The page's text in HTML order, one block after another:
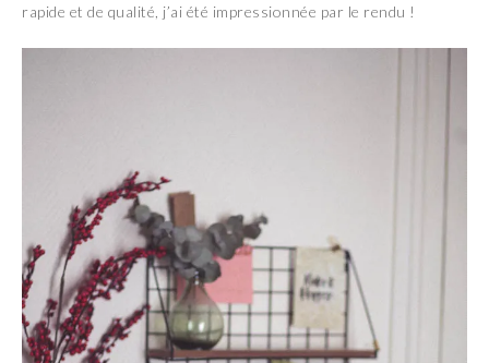
rapide et de qualité, j’ai été impressionnée par le rendu !